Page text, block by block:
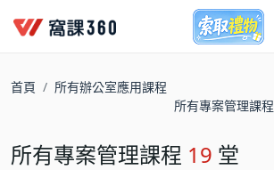
今天想要學什麼?
首頁
所有辦公室應用課程
所有專案管理課程
所有專案管理課程 19 堂